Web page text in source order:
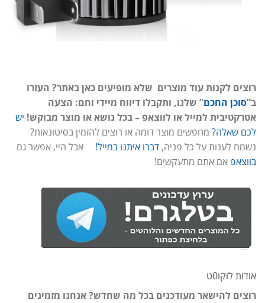
רוצים לקנות עוד מוצרים שלא מופיעים כאן באתר? העזרו
ב”סוכן החכם” שלנו, ותקבלו דיווח מיידי וחם: הצעה
אטרקטיבית למייל או לווצאפ – בכל נושא או מוצר מבוקש! יש
לכם שאלה? מחפשים מוצר דומה או רוצים להזמין בסיטונאות?
נשמח לענות על כל פניה, דברו איתנו במייל! אבל היי, אפשר גם
בווצאפאם אתם מתעקשים!
אודות לוקו0ט
רוצים להישאר מעודכנים בכל מה שחדש? אנחנו מזמינים